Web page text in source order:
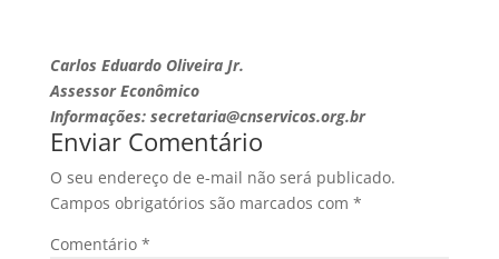
Carlos Eduardo Oliveira Jr.
Assessor Econômico
Informações: secretaria@cnservicos.org.br
Enviar Comentário
O seu endereço de e-mail não será publicado.
Campos obrigatórios são marcados com *
Comentário *